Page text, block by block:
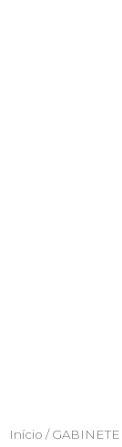
Início /GABINETE